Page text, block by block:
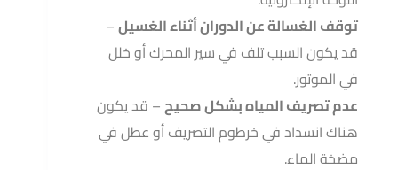
توقف الغسالة عن الدوران أثناء الغسيل–
قد يكون السبب تلف في سير المحرك أو خلل
في الموتور.
عدم تصريف المياه بشكل صحيح– قد يكون
هناك انسداد في خرطوم التصريف أو عطل في
مضخة الماء.